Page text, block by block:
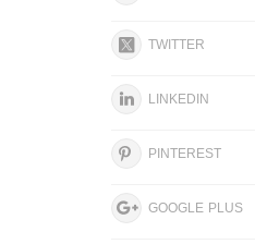
TWITTER
LINKEDIN
PINTEREST
GOOGLE PLUS